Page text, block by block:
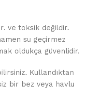
ve toksik değildir.
su geçirmez
oldukça güvenlidir.
Kullandıktan
bir bez veya havlu